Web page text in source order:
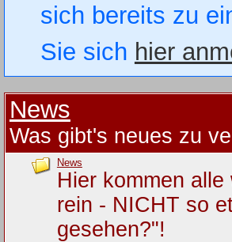
sich bereits zu
Sie sich hier
News
Was gibt's neues zu
News
Hier kommen
rein - NICHT so
gesehen?"!